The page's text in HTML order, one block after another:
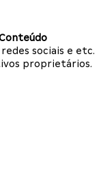
sociais e etc.
proprietários.